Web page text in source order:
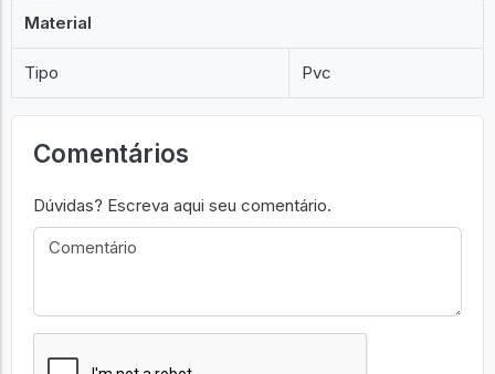
Material
Tipo Pvc
Comentários
Dúvidas? Escreva aqui seu comentário.